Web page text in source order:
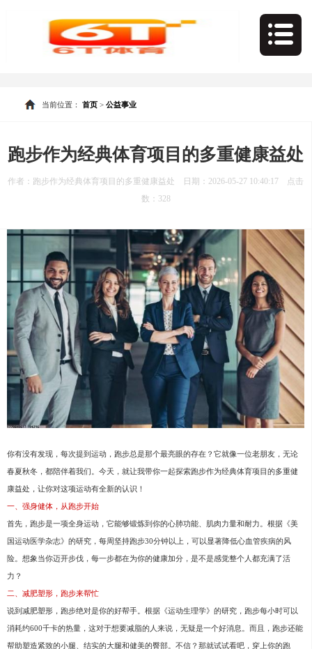
当前位置： 首页 > 公益事业
跑步作为经典体育项目的多重健康益处
作者：跑步作为经典体育项目的多重健康益处 日期：2026-05-27 10:40:17 点击
数： 328
你有没有发现，每次提到运动，跑步总是那个最亮眼的存在？它就像一位老朋友，无论
春夏秋冬，都陪伴着我们。今天，就让我带你一起探索跑步作为经典体育项目的多重健
康益处，让你对这项运动有全新的认识！
一、强身健体，从跑步开始
首先，跑步是一项全身运动，它能够锻炼到你的心肺功能、肌肉力量和耐力。根据《美
国运动医学杂志》的研究，每周坚持跑步30分钟以上，可以显著降低心血管疾病的风
险。想象当你迈开步伐，每一步都在为你的健康加分，是不是感觉整个人都充满了活
力？
二、减肥塑形，跑步来帮忙
说到减肥塑形，跑步绝对是你的好帮手。根据《运动生理学》的研究，跑步每小时可以
消耗约600千卡的热量，这对于想要减脂的人来说，无疑是一个好消息。而且，跑步还能
帮助塑造紧致的小腿、结实的大腿和健美的臀部。不信？那就试试看吧，穿上你的跑